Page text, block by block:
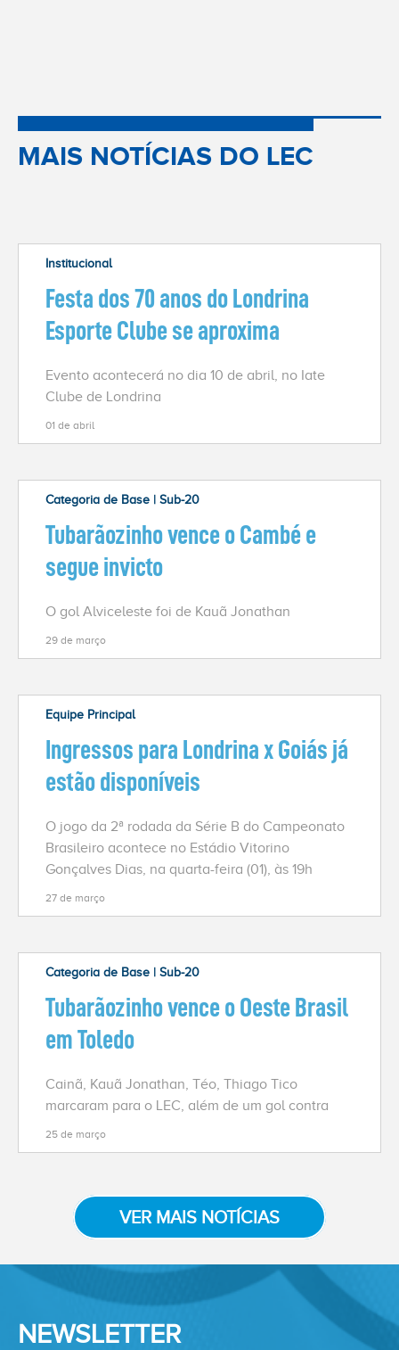
MAIS NOTÍCIAS DO LEC
Institucional
Festa dos 70 anos do Londrina
Esporte Clube se aproxima
Evento acontecerá no dia 10 de abril, no Iate
Clube de Londrina
01 de abril
Categoria de Base | Sub-20
Tubarãozinho vence o Cambé e
segue invicto
O gol Alviceleste foi de Kauã Jonathan
29 de março
Equipe Principal
Ingressos para Londrina x Goiás já
estão disponíveis
O jogo da 2ª rodada da Série B do Campeonato
Brasileiro acontece no Estádio Vitorino
Gonçalves Dias, na quarta-feira (01), às 19h
27 de março
Categoria de Base | Sub-20
Tubarãozinho vence o Oeste Brasil
em Toledo
Cainã, Kauã Jonathan, Téo, Thiago Tico
marcaram para o LEC, além de um gol contra
25 de março
VER MAIS NOTÍCIAS
NEWSLETTER